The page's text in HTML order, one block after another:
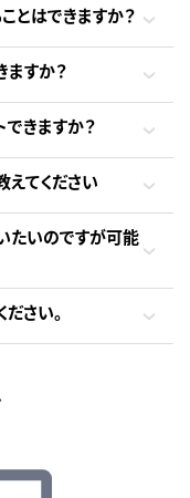
とはできますか？
すか？
きますか？
てください
たいのですが可能
さい。